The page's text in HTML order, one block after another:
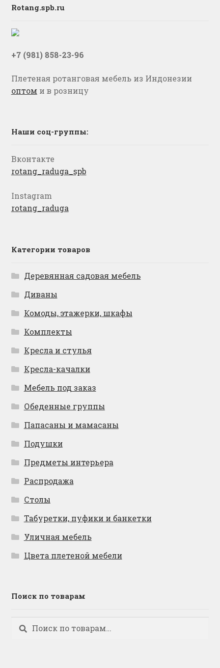
Rotang.spb.ru
+7 (981) 858-23-96
Плетеная ротанговая мебель из Индонезии
оптом и в розницу
Наши соц-группы:
Вконтакте
rotang_raduga_spb
Instagram
rotang_raduga
Категории товаров
Деревянная садовая мебель
Диваны
Комоды, этажерки, шкафы
Комплекты
Кресла и стулья
Кресла-качалки
Мебель под заказ
Обеденные группы
Папасаны и мамасаны
Подушки
Предметы интерьера
Распродажа
Столы
Табуретки, пуфики и банкетки
Уличная мебель
Цвета плетеной мебели
Поиск по товарам
Искать:
Поиск